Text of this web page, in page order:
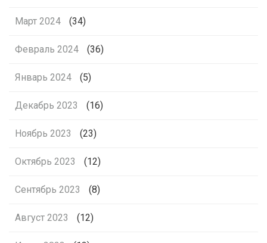
Март 2024 (34)
Февраль 2024 (36)
Январь 2024 (5)
Декабрь 2023 (16)
Ноябрь 2023 (23)
Октябрь 2023 (12)
Сентябрь 2023 (8)
Август 2023 (12)